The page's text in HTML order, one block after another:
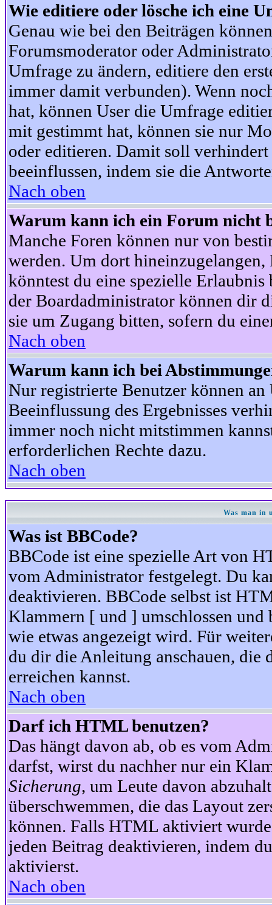
Wie editiere oder lösche ich eine
Genau wie bei den Beiträgen
Forumsmoderator oder
Umfrage zu ändern, editiere den
immer damit verbunden). Wenn
hat, können User die Umfrage
mit gestimmt hat, können sie nur
oder editieren. Damit soll
beeinflussen, indem sie die
Nach oben
Warum kann ich ein Forum nicht
Manche Foren können nur von
werden. Um dort hineinzugelangen,
könntest du eine spezielle
der Boardadministrator können dir
sie um Zugang bitten, sofern du
Nach oben
Warum kann ich bei
Nur registrierte Benutzer können
Beeinflussung des Ergebnisses
immer noch nicht mitstimmen
erforderlichen Rechte dazu.
Nach oben
Was man in
Was ist BBCode?
BBCode ist eine spezielle Art von
vom Administrator festgelegt. Du
deaktivieren. BBCode selbst ist
Klammern [ und ] umschlossen
wie etwas angezeigt wird. Für
du dir die Anleitung anschauen, die
erreichen kannst.
Nach oben
Darf ich HTML benutzen?
Das hängt davon ab, ob es vom
darfst, wirst du nachher nur ein
Sicherung, um Leute davon
überschwemmen, die das Layout
können. Falls HTML aktiviert
jeden Beitrag deaktivieren, indem
aktivierst.
Nach oben